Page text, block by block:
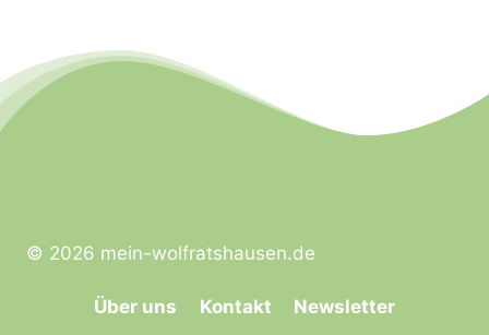
© 2026 mein-wolfratshausen.de
Über uns Kontakt Newsletter